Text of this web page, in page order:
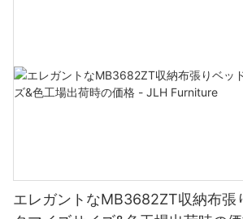
エレガントなMB3682ZT収納布張